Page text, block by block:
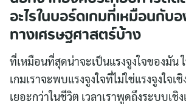
อะไรในบอร์ดเกมที่เหมือนกับ
ทางเศรษฐศาสตร์บ้าง
ที่เหมือนที่สุดน่าจะเป็นแรงจูงใจของมัน
เกมเราจะพบแรงจูงใจที่ไม่ใช่แรงจูงใจเ
เยอะกว่าในชีวิต เวลาเราพูดถึงระบบเชิ